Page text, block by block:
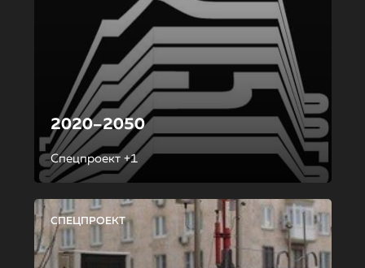
2020–2050
Спецпроект +1
СПЕЦПРОЕКТ